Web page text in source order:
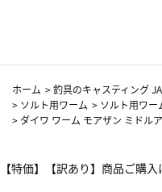
ホーム >釣具のキャスティング
> ソルト用ワーム > ソルト用ワー
> ダイワ ワーム モアザン ミドル
【特価】【訳あり】商品ご購